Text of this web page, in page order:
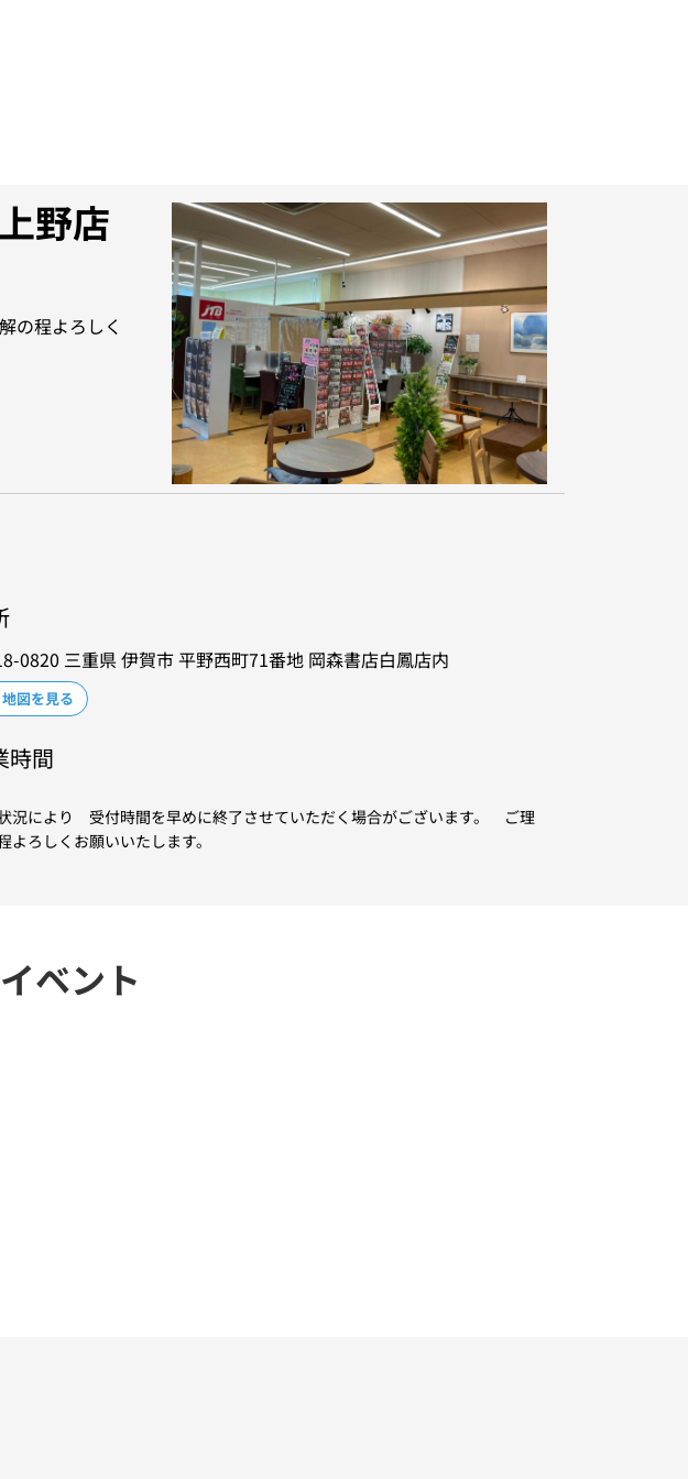
野店
の程よろしく
0820 三重県伊賀市平野西町71番地 岡森書店白鳳店内
地図を見る
時間
況により 受付時間を早めに終了させていただく場合がございます。 ご理
よろしくお願いいたします。
ベント